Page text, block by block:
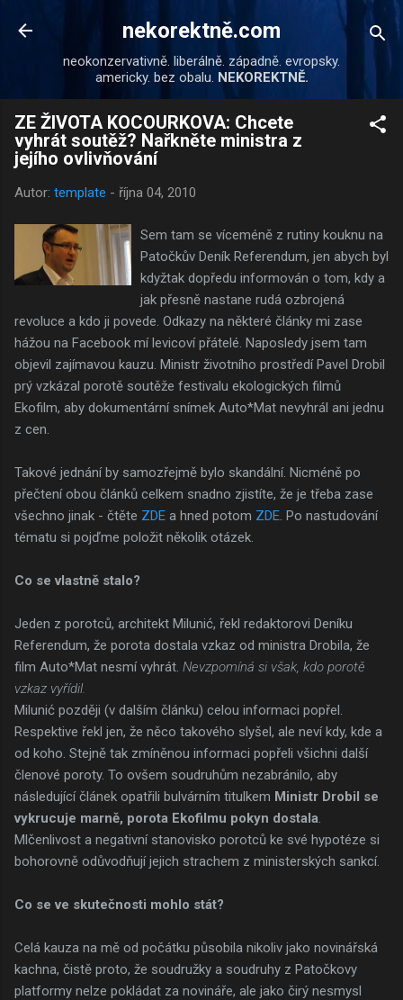
Přeskočit na hlavní obsah
nekorektně.com
neokonzervativně. liberálně. západně. evropsky.
americky. bez obalu. NEKOREKTNĚ.
ZE ŽIVOTA KOCOURKOVA: Chcete
vyhrát soutěž? Nařkněte ministra z
jejího ovlivňování
Autor: template - října 04, 2010
Sem tam se víceméně z rutiny kouknu na
Patočkův Deník Referendum, jen abych byl
kdyžtak dopředu informován o tom, kdy a
jak přesně nastane rudá ozbrojená
revoluce a kdo ji povede. Odkazy na některé články mi zase
hážou na Facebook mí levicoví přátelé. Naposledy jsem tam
objevil zajímavou kauzu. Ministr životního prostředí Pavel Drobil
prý vzkázal porotě soutěže festivalu ekologických filmů
Ekofilm, aby dokumentární snímek Auto*Mat nevyhrál ani jednu
z cen.
Takové jednání by samozřejmě bylo skandální. Nicméně po
přečtení obou článků celkem snadno zjistíte, že je třeba zase
všechno jinak - čtěte ZDE a hned potom ZDE . Po nastudování
tématu si pojďme položit několik otázek.
Co se vlastně stalo?
Jeden z porotců, architekt Milunić, řekl redaktorovi Deníku
Referendum, že porota dostala vzkaz od ministra Drobila, že
film Auto*Mat nesmí vyhrát. Nevzpomíná si však, kdo porotě
vzkaz vyřídil.
Milunić později (v dalším článku) celou informaci popřel.
Respektive řekl jen, že něco takového slyšel, ale neví kdy, kde a
od koho. Stejně tak zmíněnou informaci popřeli všichni další
členové poroty. To ovšem soudruhům nezabránilo, aby
následující článek opatřili bulvárním titulkem Ministr Drobil se
vykrucuje marně, porota Ekofilmu pokyn dostala
Mlčenlivost a negativní stanovisko porotců ke své hypotéze si
bohorovně odůvodňují jejich strachem z ministerských sankcí.
Co se ve skutečnosti mohlo stát?
Celá kauza na mě od počátku působila nikoliv jako novinářská
kachna, čistě proto, že soudružky a soudruhy z Patočkovy
platformy nelze pokládat za novináře, ale jako čirý nesmysl